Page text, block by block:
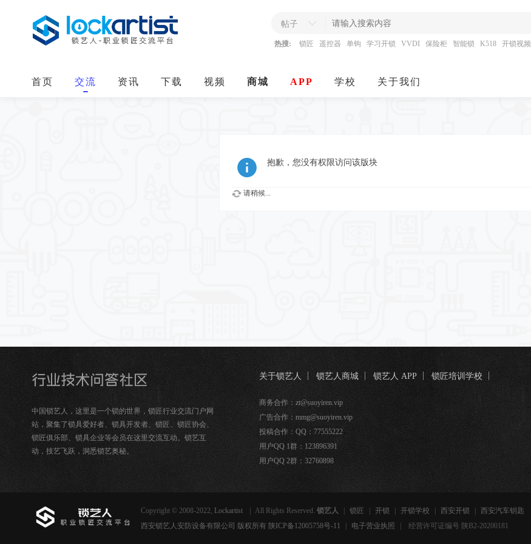
帖子
热搜: 锁匠 遥控器 单钩 学习开锁 VVDI 保险柜 智能锁 K518 开锁视频
首页 交流 资讯 下载 视频 商城 APP 学校 关于我们
抱歉，您没有权限访问该版块
请稍候...
中国锁艺人，这里是一个锁的世界，锁匠行业交流门户网
站，聚集了锁具爱好者、锁具开发者、锁匠、锁匠协会、
锁匠俱乐部、锁具企业等会员在这里交流互动。锁艺互
动，技艺飞跃，洞悉锁艺奥秘。
关于锁艺人 锁艺人商城 锁艺人 APP
锁匠培训学校
锁匠宝
商务合作：zt@suoyiren.vip
广告合作：mmg@suoyiren.vip
投稿合作：QQ：77555222
用户QQ 1群：123896391
用户QQ 2群：32760898
Copyright © 2008-2022, Lockartist All Rights Reserved. 锁艺人 锁匠 开锁 开锁学校 西安开锁
西安汽车钥匙
西安锁艺人安防设备有限公司 版权所有 陕ICP备12005758号-11
电子营业执照 经营许可证编号 陕B2-20200181